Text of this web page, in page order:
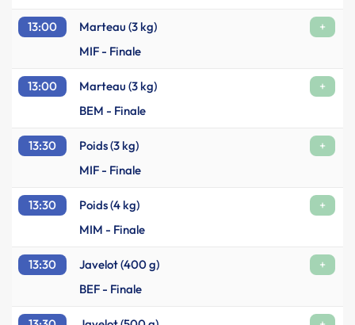
13:00 Marteau (3 kg)
+
MIF - Finale
13:00 Marteau (3 kg)
+
BEM - Finale
13:30 Poids (3 kg)
+
MIF - Finale
13:30 Poids (4 kg)
+
MIM - Finale
13:30 Javelot (400 g)
+
BEF - Finale